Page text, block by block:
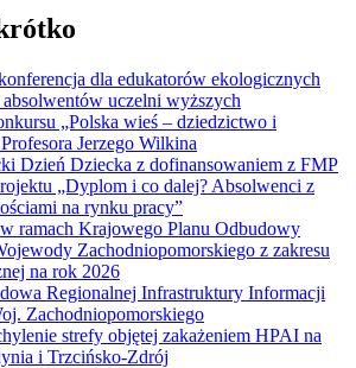
konferencja dla edukatorów ekologicznych
absolwentów uczelni wyższych
„Polska wieś – dziedzictwo i
Jerzego Wilkina
Dzień Dziecka z dofinansowaniem z FMP
„Dyplom i co dalej? Absolwenci z
na rynku pracy”
w ramach Krajowego Planu Odbudowy
Zachodniopomorskiego z zakresu
na rok 2026
Regionalnej Infrastruktury Informacji
Zachodniopomorskiego
strefy objętej zakażeniem HPAI na
i Trzcińsko-Zdrój